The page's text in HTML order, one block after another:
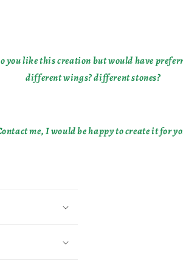
you like this creation but would have
different wings? different stones?
me, I would be happy to create it for